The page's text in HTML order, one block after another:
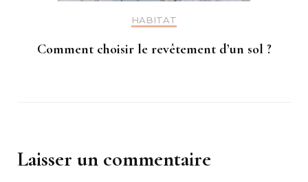
HABITAT
Comment choisir le revêtement d’un sol ?
Laisser un commentaire